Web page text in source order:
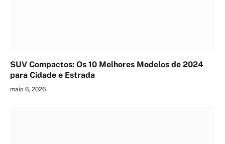
SUV Compactos: Os 10 Melhores Modelos de 2024
para Cidade e Estrada
maio 6, 2026